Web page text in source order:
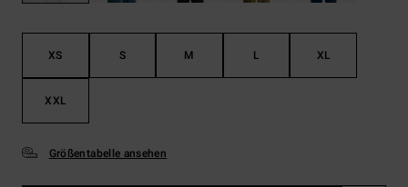
XS S M L XL
XXL
Größentabelle ansehen